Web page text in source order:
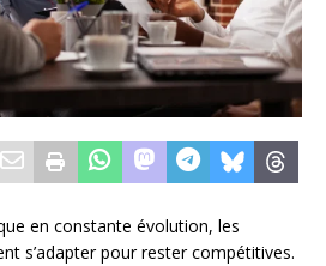
en constante évolution, les
s’adapter pour rester compétitives.